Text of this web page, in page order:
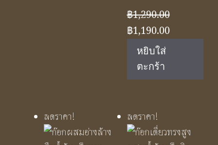
฿1,290.00
Original
price
was:
฿1,290.00.
฿1,190.00Current
฿1,190.00.
หยิบใส่
ตะกร้า
ลดราคา! ลดราคา!